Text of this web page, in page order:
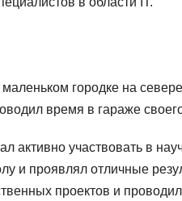
городке на
время в гараже
активно участвовать в
и проявлял отличные
проектов и